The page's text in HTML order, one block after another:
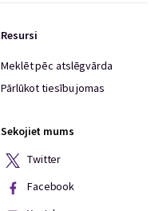
Resursi
Meklēt pēc atslēgvārda
Pārlūkot tiesību jomas
Sekojiet mums
Twitter
Facebook